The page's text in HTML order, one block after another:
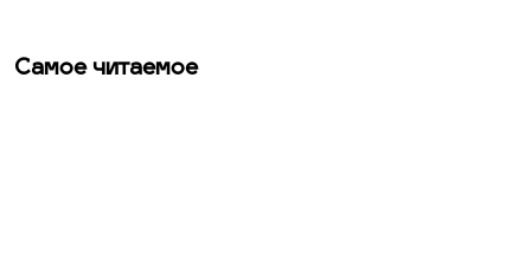
Самое читаемое